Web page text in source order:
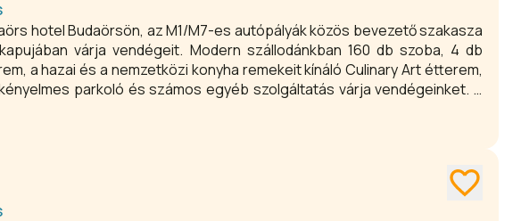
hotel Budaörsön, az M1/M7-es autópályák közös bevezető szakasza
várja vendégeit. Modern szállodánkban 160 db szoba, 4 db
a hazai és a nemzetközi konyha remekeit kínáló Culinary Art étterem,
parkoló és számos egyéb szolgáltatás várja vendégeinket. A